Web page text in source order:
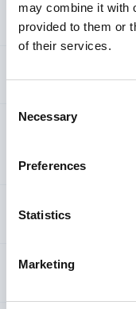
may combine it with
provided to them or
of their services.
Selection
Necessary
Preferences
Statistics
Marketing
Service och
Förvaring av båten
Båtens bränsle